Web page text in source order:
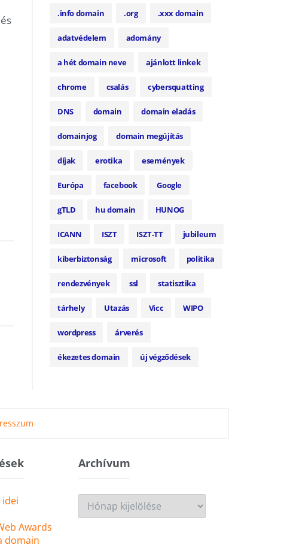
.info domain .org .xxx domain
adatvédelem adomány
a hét domain neve ajánlott linkek
chrome csalás cybersquatting
DNS domain domain eladás
domainjog domain megújítás
díjak erotika események
Európa facebook Google
gTLD hu domain HUNOG
ICANN ISZT ISZT-TT jubileum
kiberbiztonság microsoft politika
rendezvények ssl statisztika
tárhely Utazás Vicc WIPO
wordpress árverés
ékezetes domain új végződések
idei
Awards
domain
ArchívumArchívum